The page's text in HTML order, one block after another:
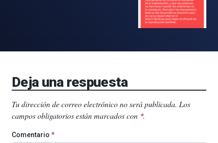
Deja una respuesta
Tu dirección de correo electrónico no será publicada. Los
campos obligatorios están marcados con *.
Comentario *